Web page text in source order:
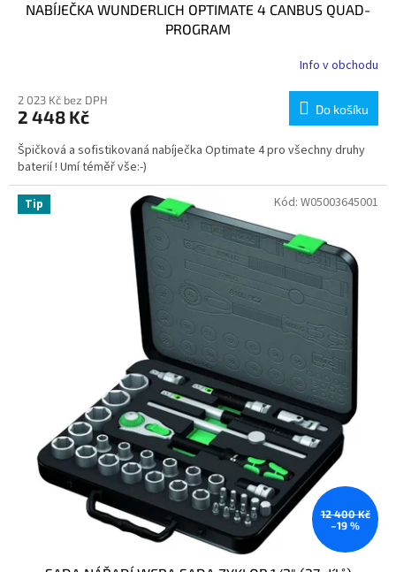
NABÍJEČKA WUNDERLICH OPTIMATE 4 CANBUS QUAD-
PROGRAM
Info v obchodu
2 023 Kč bez DPH
2 448 Kč Do košíku
Špičková a sofistikovaná nabíječka Optimate 4 pro všechny druhy
baterií ! Umí téměř vše:-)
Tip
12 400 Kč
–19 %
Kód: W05003645001